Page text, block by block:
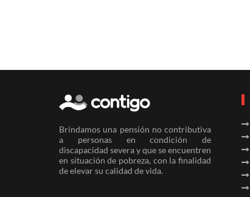
Brindamos una pensión no contributiva
a personas en condición de
discapacidad severa y que se encuentren
en situación de pobreza, con la finalidad
de elevar su calidad de vida.